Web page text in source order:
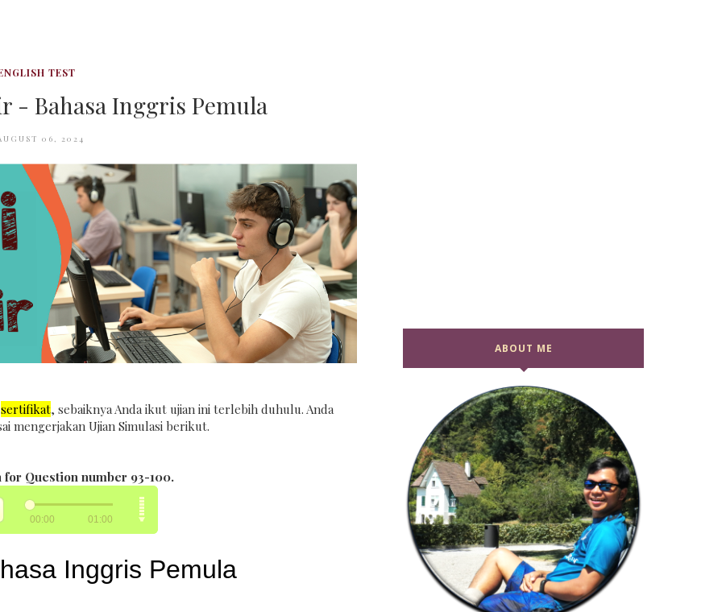
TEST
- Bahasa Inggris Pemula
06, 2024
sertifikat, sebaiknya Anda ikut ujian ini terlebih duhulu. Anda
mengerjakan Ujian Simulasi berikut.
Question number 93-100.
ABOUT ME